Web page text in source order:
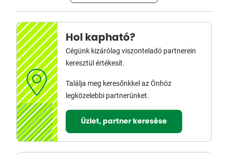
Hol kapható?
Cégünk kizárólag viszonteladó partnerein
keresztül értékesít.
Találja meg keresőnkkel az Önhöz
legközelebbi partnerünket.
Üzlet, partner keresése